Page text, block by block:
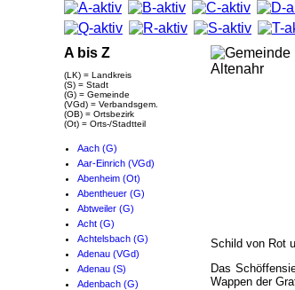
A bis Z
(LK) = Landkreis
(S) = Stadt
(G) = Gemeinde
(VGd) = Verbandsgem.
(OB) = Ortsbezirk
(Ot) = Orts-/Stadtteil
Aach (G)
Aar-Einrich (VGd)
Abenheim (Ot)
Abentheuer (G)
Abtweiler (G)
Acht (G)
Achtelsbach (G)
Adenau (VGd)
Adenau (S)
Adenbach (G)
Schild von Rot
Das
Wappen der